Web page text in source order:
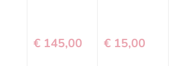
€ 145,00 € 15,00